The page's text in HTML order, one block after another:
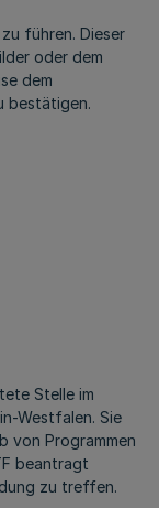
führen. Dieser
oder dem
dem
bestätigen.
Stelle im
Westfalen. Sie
von Programmen
beantragt
zu treffen.